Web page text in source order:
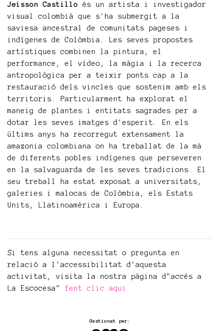
Jeisson Castillo és un artista i investigador
visual colombià que s'ha submergit a la
saviesa ancestral de comunitats pageses i
indígenes de Colòmbia. Les seves propostes
artístiques combinen la pintura, el
performance, el vídeo, la màgia i la recerca
antropològica per a teixir ponts cap a la
restauració dels vincles que sostenim amb els
territoris. Particularment ha explorat el
maneig de plantes i entitats sagrades per a
dotar les seves imatges d'esperit. En els
últims anys ha recorregut extensament la
amazonia colombiana on ha treballat de la mà
de diferents pobles indígenes que perseveren
en la salvaguarda de les seves tradicions. El
seu treball ha estat exposat a universitats,
galeries i malocas de Colòmbia, els Estats
Units, Llatinoamèrica i Europa.
Si tens alguna necessitat o pregunta en
relació a l'accessibilitat d'aquesta
activitat, visita la nostra pàgina d"accés a
La Escocesa" fent clic aqui
Gestionat per: